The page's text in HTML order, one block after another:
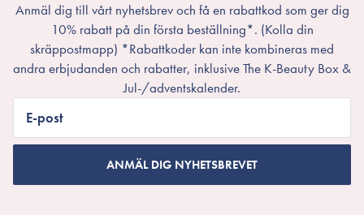
Anmäl dig till vårt nyhetsbrev och få en rabattkod som ger dig
10% rabatt på din första beställning*. (Kolla din
skräppostmapp) *Rabattkoder kan inte kombineras med
andra erbjudanden och rabatter, inklusive The K-Beauty Box &
Jul-/adventskalender.
E-post
ANMÄL DIG NYHETSBREVET